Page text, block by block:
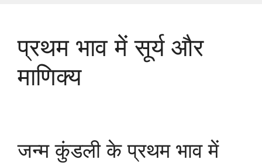
प्रथम भाव में सूर्य और
माणिक्य
जन्म कुंडली के प्रथम भाव में